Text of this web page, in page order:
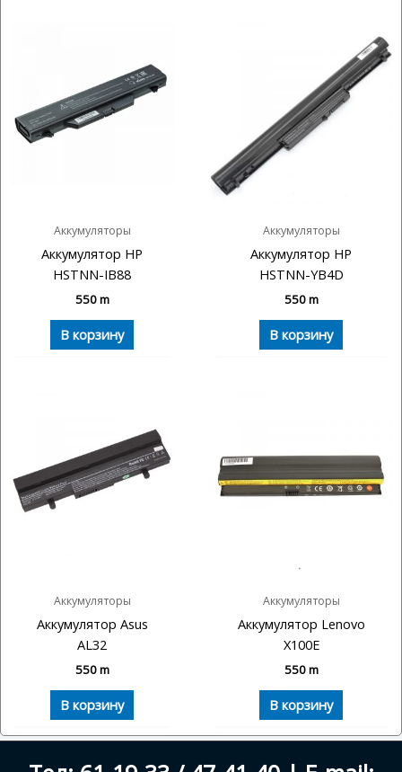
Аккумуляторы
Аккумулятор HP
HSTNN-IB88
550m
В корзину
Аккумуляторы
Аккумулятор HP
HSTNN-YB4D
550m
В корзину
Аккумуляторы
Аккумулятор Asus
AL32
550m
В корзину
Аккумуляторы
Аккумулятор Lenovo
X100E
550m
В корзину